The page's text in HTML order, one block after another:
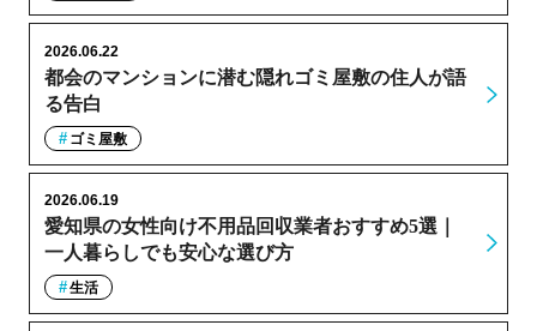
都会のマンションに潜む隠れゴミ屋敷の住人が語
る告白
2026.06.22
ゴミ屋敷
愛知県の女性向け不用品回収業者おすすめ5選｜
一人暮らしでも安心な選び方
2026.06.19
生活